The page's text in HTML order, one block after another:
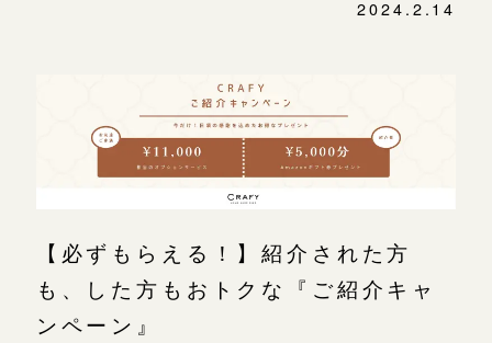
2024.2.14
【必ずもらえる！】紹介された方
も、した方もおトクな『ご紹介キャ
ンペーン』